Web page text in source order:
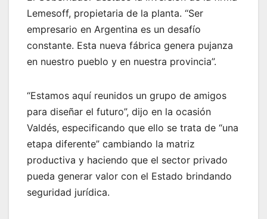
Lemesoff, propietaria de la planta. “Ser
empresario en Argentina es un desafío
constante. Esta nueva fábrica genera pujanza
en nuestro pueblo y en nuestra provincia”.
“Estamos aquí reunidos un grupo de amigos
para diseñar el futuro”, dijo en la ocasión
Valdés, especificando que ello se trata de “una
etapa diferente” cambiando la matriz
productiva y haciendo que el sector privado
pueda generar valor con el Estado brindando
seguridad jurídica.